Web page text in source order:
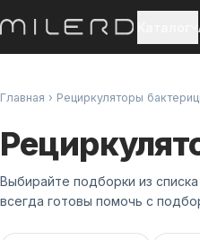
Главная › Рециркуляторы
Выбирайте подборки из
всегда готовы помочь с